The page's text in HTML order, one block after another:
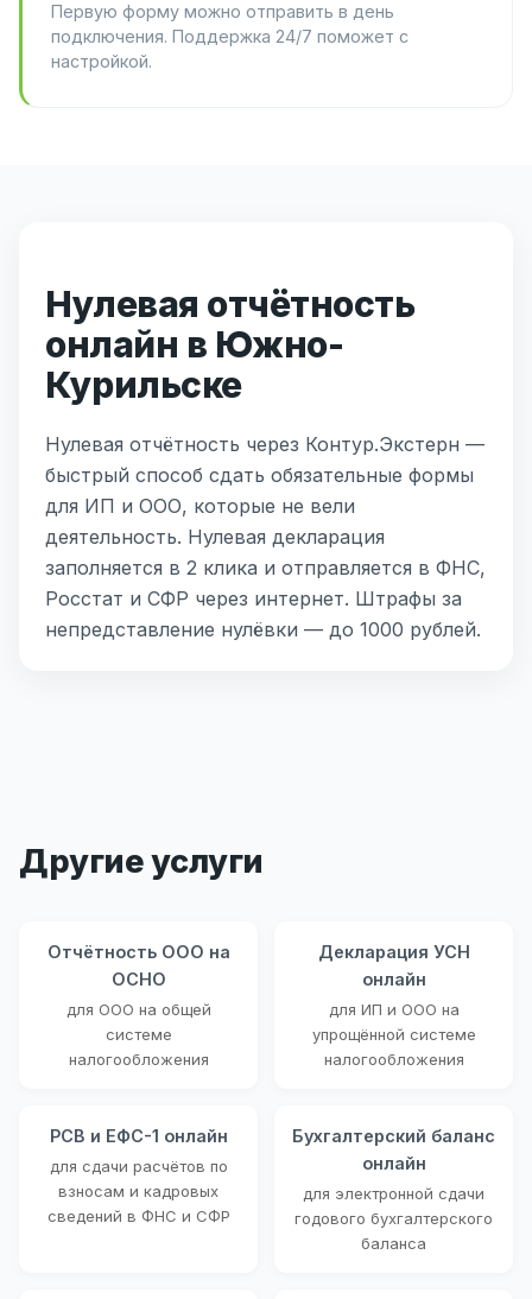
Первую форму можно отправить в день
подключения. Поддержка 24/7 поможет с
настройкой.
Нулевая отчётность
онлайн в Южно-
Курильске
Нулевая отчётность через Контур.Экстерн —
быстрый способ сдать обязательные формы
для ИП и ООО, которые не вели
деятельность. Нулевая декларация
заполняется в 2 клика и отправляется в ФНС,
Росстат и СФР через интернет. Штрафы за
непредставление нулёвки — до 1000 рублей.
Другие услуги
Отчётность ООО на
ОСНО
для ООО на общей
системе
налогообложения
Декларация УСН
онлайн
для ИП и ООО на
упрощённой системе
налогообложения
РСВ и ЕФС-1 онлайн
для сдачи расчётов по
взносам и кадровых
сведений в ФНС и СФР
Бухгалтерский баланс
онлайн
для электронной сдачи
годового бухгалтерского
баланса